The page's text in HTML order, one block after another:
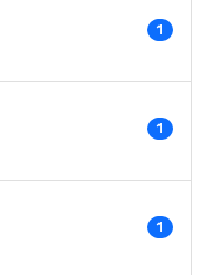
1
1
1